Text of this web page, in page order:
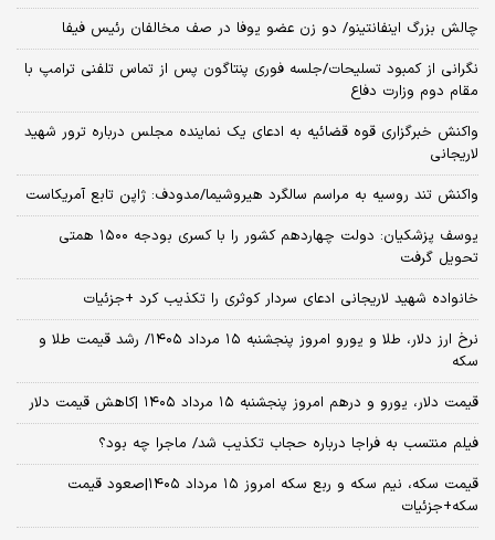
چالش بزرگ اینفانتینو/ دو زن عضو یوفا در صف مخالفان رئیس فیفا
نگرانی از کمبود تسلیحات/جلسه فوری پنتاگون پس از تماس تلفنی ترامپ با
مقام دوم وزارت دفاع
واکنش خبرگزاری قوه قضائیه به ادعای یک نماینده مجلس درباره ترور شهید
لاریجانی
واکنش تند روسیه به مراسم سالگرد هیروشیما/مدودف: ژاپن تابع آمریکاست
یوسف پزشکیان: دولت چهاردهم کشور را با کسری بودجه ۱۵۰۰ همتی
تحویل گرفت
خانواده شهید لاریجانی ادعای سردار کوثری را تکذیب کرد +جزئیات
نرخ ارز دلار، طلا و یورو امروز پنجشنبه ۱۵ مرداد ۱۴۰۵/ رشد قیمت طلا و
سکه
قیمت دلار، یورو و درهم امروز پنجشنبه ۱۵ مرداد ۱۴۰۵ |کاهش قیمت دلار
فیلم منتسب به فراجا درباره حجاب تکذیب شد/ ماجرا چه بود؟
قیمت سکه، نیم سکه و ربع سکه امروز ۱۵ مرداد ۱۴۰۵|صعود قیمت
سکه+جزئیات